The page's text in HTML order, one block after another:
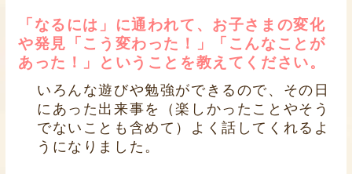
「なるには」に通われて、お子さまの変化
や発見「こう変わった！」「こんなことが
あった！」ということを教えてください。
いろんな遊びや勉強ができるので、その日
にあった出来事を（楽しかったことやそう
でないことも含めて）よく話してくれるよ
うになりました。